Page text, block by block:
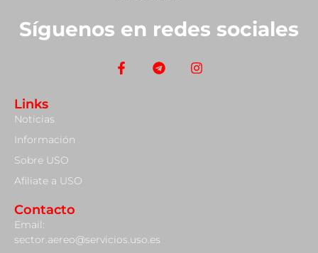
Síguenos en redes sociales
Links
Noticias
Información
Sobre USO
Afiliate a USO
Contacto
Email:
sector.aereo@servicios.uso.es